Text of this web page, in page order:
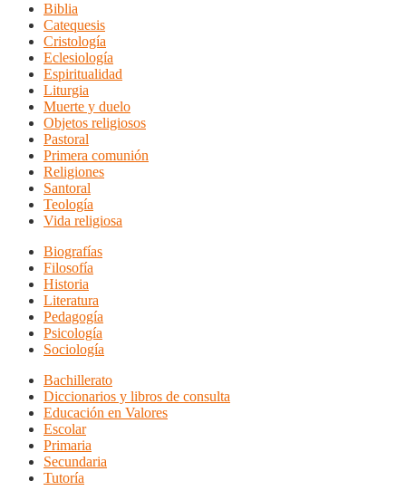
Biblia
Catequesis
Cristología
Eclesiología
Espiritualidad
Liturgia
Muerte y duelo
Objetos religiosos
Pastoral
Primera comunión
Religiones
Santoral
Teología
Vida religiosa
Biografías
Filosofía
Historia
Literatura
Pedagogía
Psicología
Sociología
Bachillerato
Diccionarios y libros de consulta
Educación en Valores
Escolar
Primaria
Secundaria
Tutoría